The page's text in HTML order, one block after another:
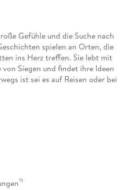
Gefühle und die Suche nach
spielen an Orten, die
ins Herz treffen. Sie lebt mit
Siegen und findet ihre Ideen
ist sei es auf Reisen oder bei
15